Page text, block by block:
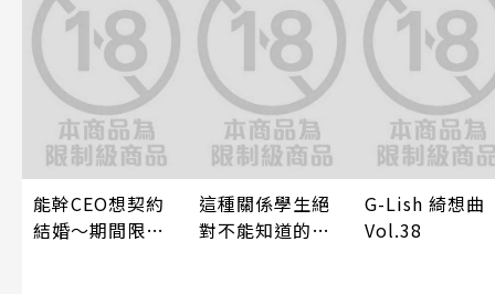
能幹CEO想契約
結婚～期間限定
這種關係學生絕
對不能知道的
G-Lish 綺想曲
Vol.38